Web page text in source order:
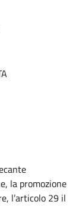
la promozione
l’articolo 29 il